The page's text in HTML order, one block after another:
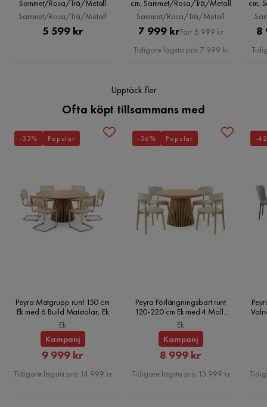
Lourosa Bonellmadrass 80x200 cm
Bäddmått 80x200
Längd 200 cm
Storlek 200x80
Materialtyp Bonellfjädring,Polyeterskum
Övrigt
Färgnamn
klädsel kommer att göra din sömnupplevelse ännu mer
njutbar.
Högkvalitativ klädsel i 100% polyester
Sammet/Rosa/Trä/Metall
Sammet/Rosa/Trä/Metall
Pris
5 599 kr
cm, Sammet/Rosa/Trä/Metall
Sammet/Rosa/Trä/Metall
Pris
7 999 krOriginal
Pris
Förr 8 999 kr
Tidigare lägsta pris 7 999 kr
cm,
8
Upptäck fler
Ofta köpt tillsammans med
Peyra Matgrupp runt 150 cm
Ek med 6 Build Matstolar, Ek
Ek
Kampanj
Rabatterat
Pris
9 999 kr
Tidigare lägsta pris 14 999 kr
-33% Populär
Peyra Förlängningsbart runt
120-220 cm Ek med 4 Molly
Matstolar, Ek
Ek
Kampanj
Rabatterat
Pris
8 999 kr
Tidigare lägsta pris 13 999 kr
-36% Populär -